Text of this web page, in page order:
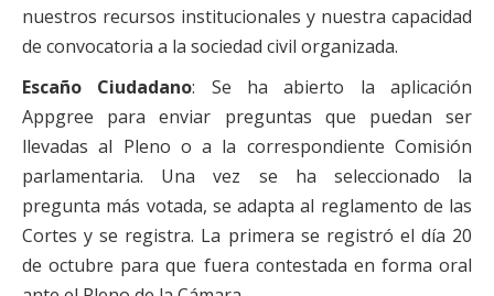
nuestros recursos institucionales y nuestra capacidad
de convocatoria a la sociedad civil organizada.
Escaño Ciudadano: Se ha abierto la aplicación
Appgree para enviar preguntas que puedan ser
llevadas al Pleno o a la correspondiente Comisión
parlamentaria. Una vez se ha seleccionado la
pregunta más votada, se adapta al reglamento de las
Cortes y se registra. La primera se registró el día 20
de octubre para que fuera contestada en forma oral